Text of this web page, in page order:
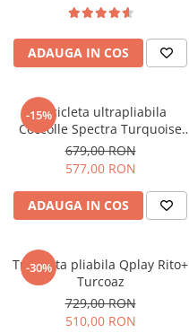
ADAUGA IN COS
-15%
Tricicleta ultrapliabila
Coccolle Spectra Turquoise
Tide
679,00 RON
577,00 RON
ADAUGA IN COS
-30%
Tricicleta pliabila Qplay Rito+
Turcoaz
729,00 RON
510,00 RON